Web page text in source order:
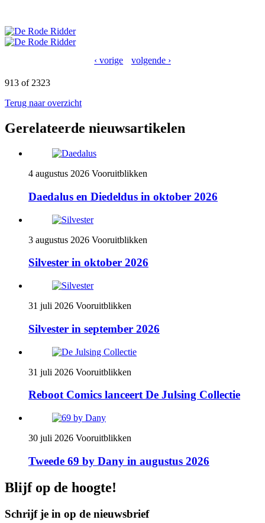
‹ vorige volgende ›
913 of 2323
Terug naar overzicht
Gerelateerde nieuwsartikelen
4 augustus 2026 Vooruitblikken
Daedalus en Diedeldus in oktober 2026
3 augustus 2026 Vooruitblikken
Silvester in oktober 2026
31 juli 2026 Vooruitblikken
Silvester in september 2026
31 juli 2026 Vooruitblikken
Reboot Comics lanceert De Julsing Collectie
30 juli 2026 Vooruitblikken
Tweede 69 by Dany in augustus 2026
Blijf op de hoogte!
Schrijf je in op de nieuwsbrief